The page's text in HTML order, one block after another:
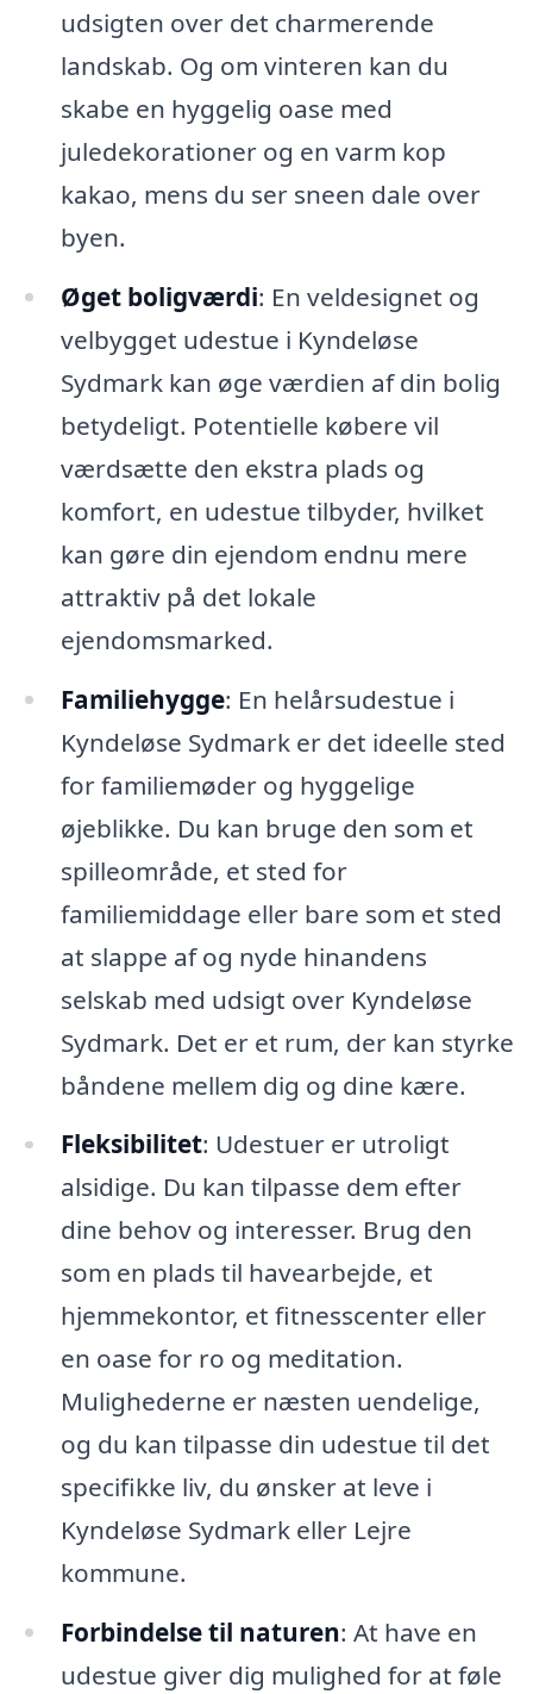
udsigten over det charmerende
landskab. Og om vinteren kan du
skabe en hyggelig oase med
juledekorationer og en varm kop
kakao, mens du ser sneen dale over
byen.
Øget boligværdi: En veldesignet og
velbygget udestue i Kyndeløse
Sydmark kan øge værdien af din bolig
betydeligt. Potentielle købere vil
værdsætte den ekstra plads og
komfort, en udestue tilbyder, hvilket
kan gøre din ejendom endnu mere
attraktiv på det lokale
ejendomsmarked.
Familiehygge: En helårsudestue i
Kyndeløse Sydmark er det ideelle sted
for familiemøder og hyggelige
øjeblikke. Du kan bruge den som et
spilleområde, et sted for
familiemiddage eller bare som et sted
at slappe af og nyde hinandens
selskab med udsigt over Kyndeløse
Sydmark. Det er et rum, der kan styrke
båndene mellem dig og dine kære.
Fleksibilitet: Udestuer er utroligt
alsidige. Du kan tilpasse dem efter
dine behov og interesser. Brug den
som en plads til havearbejde, et
hjemmekontor, et fitnesscenter eller
en oase for ro og meditation.
Mulighederne er næsten uendelige,
og du kan tilpasse din udestue til det
specifikke liv, du ønsker at leve i
Kyndeløse Sydmark eller Lejre
kommune.
Forbindelse til naturen: At have en
udestue giver dig mulighed for at føle